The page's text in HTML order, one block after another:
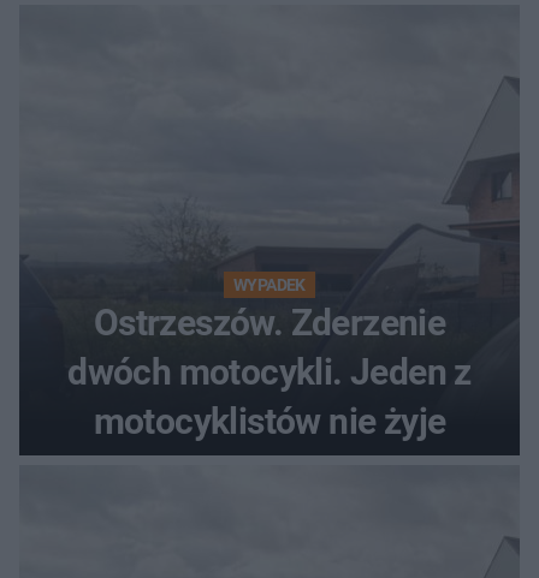
WYPADEK
Ostrzeszów. Zderzenie
dwóch motocykli. Jeden z
motocyklistów nie żyje